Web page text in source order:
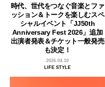
時代、世代をつなぐ音楽とファ
ッション＆トークを楽しむスペ
シャルイベント「JJ50th
Anniversary Fest 2026」追加
出演者発表＆チケット一般発売
も決定！
2026.04.10
LIFE STYLE